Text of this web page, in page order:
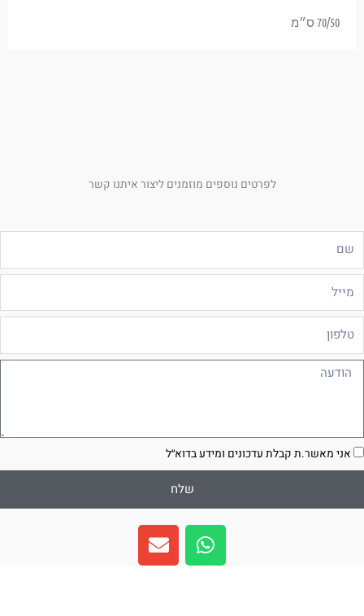
70/50 ס״מ
לפרטים נוספים מוזמנים ליצור איתנו קשר
אני מאשר.ת קבלת עדכונים ומידע בדוא״ל
שלח
W
h
a
E
n
v